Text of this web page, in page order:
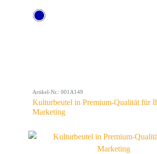
Artikel-Nr.: 001A149
Kulturbeutel in Premium-Qualität für
Marketing